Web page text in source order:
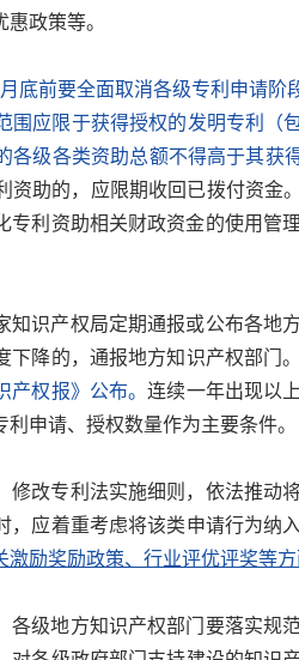
政策等。
底前要全面取消各级专利申请阶
围应限于获得授权的发明专利（
各级各类资助总额不得高于其
资助的，应限期收回已拨付资金
专利资助相关财政资金的使用管
知识产权局定期通报或公布各地
下降的，通报地方知识产权部门
产权报》公布。连续一年出现以
申请、授权数量作为主要条件。
修改专利法实施细则，依法推动
应着重考虑将该类申请行为纳
励奖励政策、行业评优评奖等
各级地方知识产权部门要落实规